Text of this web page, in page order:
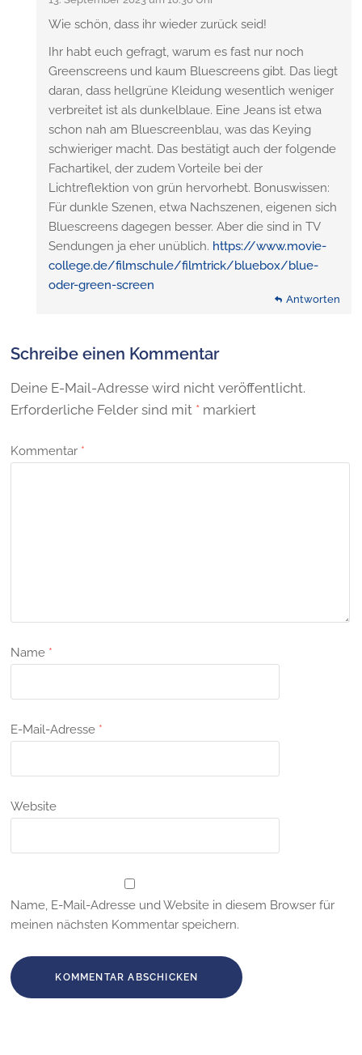
Wie schön, dass ihr wieder zurück seid!
Ihr habt euch gefragt, warum es fast nur noch
Greenscreens und kaum Bluescreens gibt. Das liegt
daran, dass hellgrüne Kleidung wesentlich weniger
verbreitet ist als dunkelblaue. Eine Jeans ist etwa
schon nah am Bluescreenblau, was das Keying
schwieriger macht. Das bestätigt auch der folgende
Fachartikel, der zudem Vorteile bei der
Lichtreflektion von grün hervorhebt. Bonuswissen:
Für dunkle Szenen, etwa Nachszenen, eigenen sich
Bluescreens dagegen besser. Aber die sind in TV
Sendungen ja eher unüblich. https://www.movie-
college.de/filmschule/filmtrick/bluebox/blue-
oder-green-screen
Antworten
Schreibe einen Kommentar
Deine E-Mail-Adresse wird nicht veröffentlicht.
Erforderliche Felder sind mit * markiert
Kommentar *
Name *
E-Mail-Adresse *
Website
Name, E-Mail-Adresse und Website in diesem Browser für
meinen nächsten Kommentar speichern.